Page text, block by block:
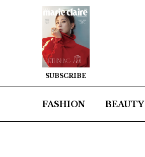
SUBSCRIBE
FASHION BEAUTY